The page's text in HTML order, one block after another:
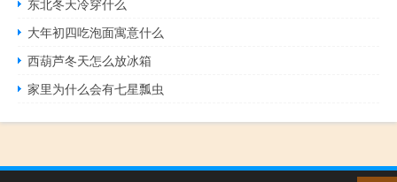
大年初四吃泡面寓意什么
西葫芦冬天怎么放冰箱
家里为什么会有七星瓢虫